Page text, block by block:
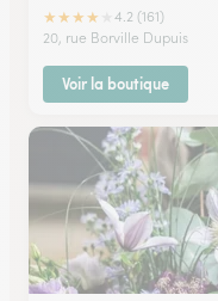
★★★★
4.2 (161)
20, rue Borville Dupuis
Voir la boutique